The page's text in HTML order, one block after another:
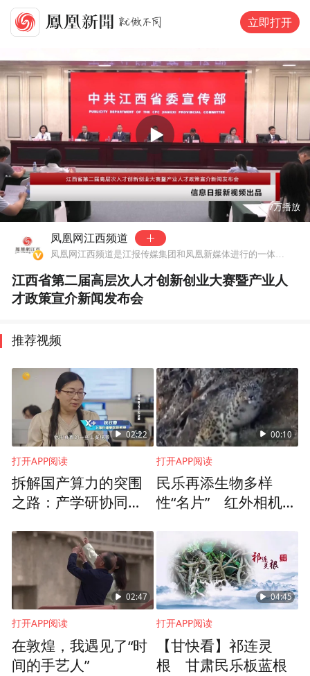
立即打开
00:00 36:40
1.7万播放
凤凰网江西频道
凤凰网江西频道是江报传媒集团和凤凰新媒体进行的一体化战略合作
江西省第二届高层次人才创新创业大赛暨产业人
才政策宣介新闻发布会
推荐视频
02:22
打开APP阅读
拆解国产算力的突围
之路：产学研协同培
00:10
打开APP阅读
民乐再添生物多样
性“名片” 红外相机成
动物雪豹
02:47
打开APP阅读
在敦煌，我遇见了“时
间的手艺人”
04:45
打开APP阅读
【甘快看】祁连灵
根 甘肃民乐板蓝根